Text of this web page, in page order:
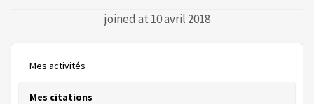
joined at 10 avril 2018
Mes activités
Mes citations